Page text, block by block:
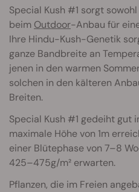
Special Kush #1 sorgt
beim Outdoor-Anbau für
Ihre Hindu-Kush-Genetik
ganze Bandbreite an
jenen in den warmen
solchen in den kälteren
Breiten.
Special Kush #1 gedeiht gut
maximale Höhe von 1m
einer Blütephase von 7–8
425–475g/m² erwarten.
Pflanzen, die im Freien